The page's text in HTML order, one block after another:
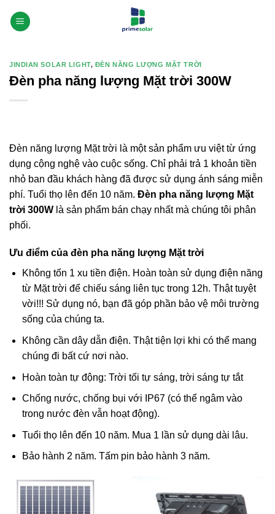
qua
JINDIAN SOLAR LIGHT, ĐÈN NĂNG LƯỢNG MẶT TRỜI
Đèn pha năng lượng Mặt trời 300W
Đèn năng lượng Mặt trời là một sản phẩm ưu việt từ ứng
dụng cộng nghệ vào cuộc sống. Chỉ phải trả 1 khoản tiền
nhỏ ban đầu khách hàng đã được sử dụng ánh sáng miễn
phí. Tuổi thọ lên đến 10 năm. Đèn pha năng lượng Mặt
trời 300W là sản phẩm bán chạy nhất mà chúng tôi phân
phối.
Ưu điểm của đèn pha năng lượng Mặt trời
Không tốn 1 xu tiền điện. Hoàn toàn sử dụng điện năng
từ Mặt trời để chiếu sáng liên tục trong 12h. Thật tuyệt
vời!!! Sử dụng nó, bạn đã góp phần bảo vệ môi trường
sống của chúng ta.
Không cần dây dẫn điện. Thật tiện lợi khi có thể mang
chúng đi bất cứ nơi nào.
Hoàn toàn tự động: Trời tối tự sáng, trời sáng tự tắt
Chống nước, chống bụi với IP67 (có thể ngâm vào
trong nước đèn vẫn hoạt động).
Tuổi thọ lên đến 10 năm. Mua 1 lần sử dụng dài lâu.
Bảo hành 2 năm. Tấm pin bảo hành 3 năm.